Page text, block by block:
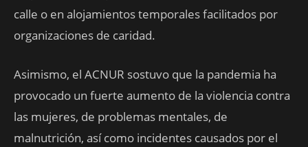
calle o en alojamientos temporales facilitados por
organizaciones de caridad.
Asimismo, el ACNUR sostuvo que la pandemia ha
provocado un fuerte aumento de la violencia contra
las mujeres, de problemas mentales, de
malnutrición, así como incidentes causados por el